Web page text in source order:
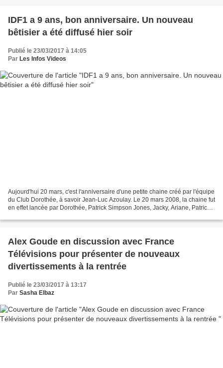
IDF1 a 9 ans, bon anniversaire. Un nouveau
bêtisier a été diffusé hier soir
Publié le 23/03/2017 à 14:05
Par Les Infos Videos
Aujourd'hui 20 mars, c'est l'anniversaire d'une petite chaine créé par l'équipe
du Club Dorothée, à savoir Jean-Luc Azoulay. Le 20 mars 2008, la chaine fut
en effet lancée par Dorothée, Patrick Simpson Jones, Jacky, Ariane, Patrick
Alex Goude en discussion avec France
Télévisions pour présenter de nouveaux
divertissements à la rentrée
Publié le 23/03/2017 à 13:17
Par Sasha Elbaz